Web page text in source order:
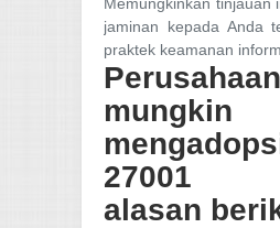
jaminan kepada Anda
praktek keamanan
Perusahaan
27001
alasan